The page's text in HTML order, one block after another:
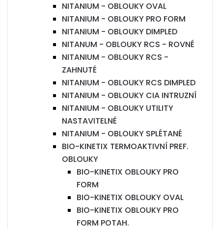
NITANIUM - OBLOUKY OVAL
NITANIUM - OBLOUKY PRO FORM
NITANIUM - OBLOUKY DIMPLED
NITANUM - OBLOUKY RCS - ROVNÉ
NITANIUM - OBLOUKY RCS -
ZAHNUTÉ
NITANIUM - OBLOUKY RCS DIMPLED
NITANIUM - OBLOUKY CIA INTRUZNÍ
NITANIUM - OBLOUKY UTILITY
NASTAVITELNÉ
NITANIUM - OBLOUKY SPLÉTANÉ
BIO-KINETIX TERMOAKTIVNÍ PREF.
OBLOUKY
BIO-KINETIX OBLOUKY PRO
FORM
BIO-KINETIX OBLOUKY OVAL
BIO-KINETIX OBLOUKY PRO
FORM POTAH.